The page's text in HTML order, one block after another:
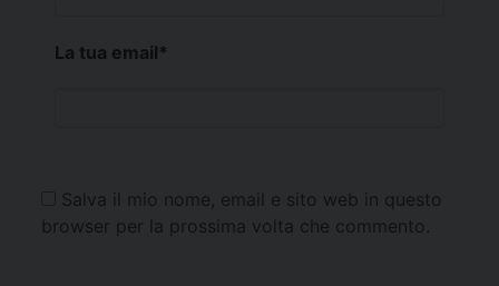
La tua email*
Salva il mio nome, email e sito web in questo
browser per la prossima volta che commento.